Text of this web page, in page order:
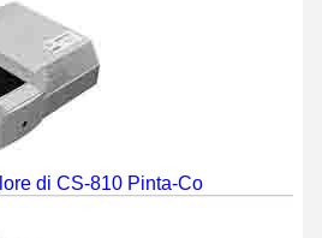
di CS-810 Pinta-Co